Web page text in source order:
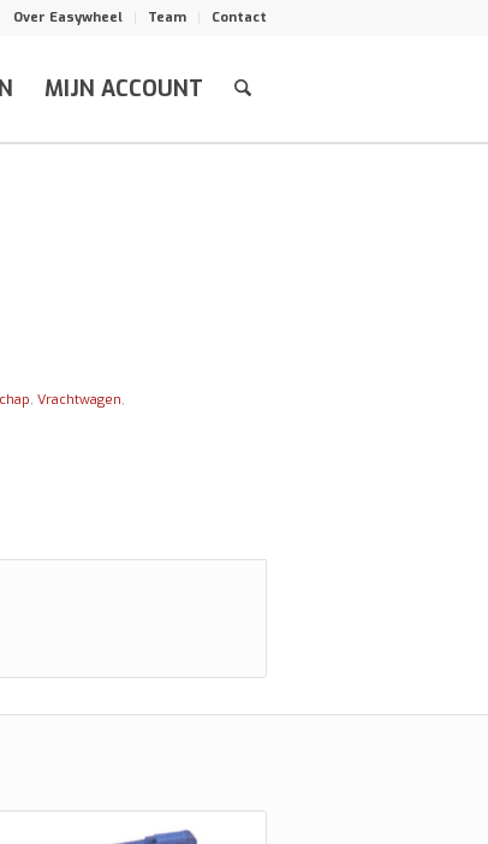
Over Easywheel Team Contact
MIJN ACCOUNT
,Vrachtwagen,